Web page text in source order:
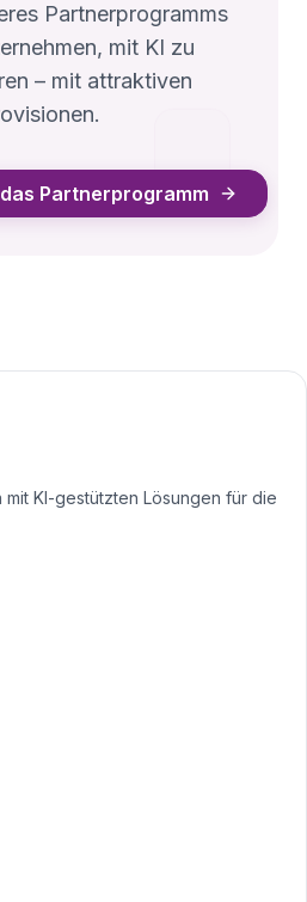
Partnerprogramms
mit KI zu
– mit attraktiven
Partnerprogramm
KI-gestützten Lösungen für die